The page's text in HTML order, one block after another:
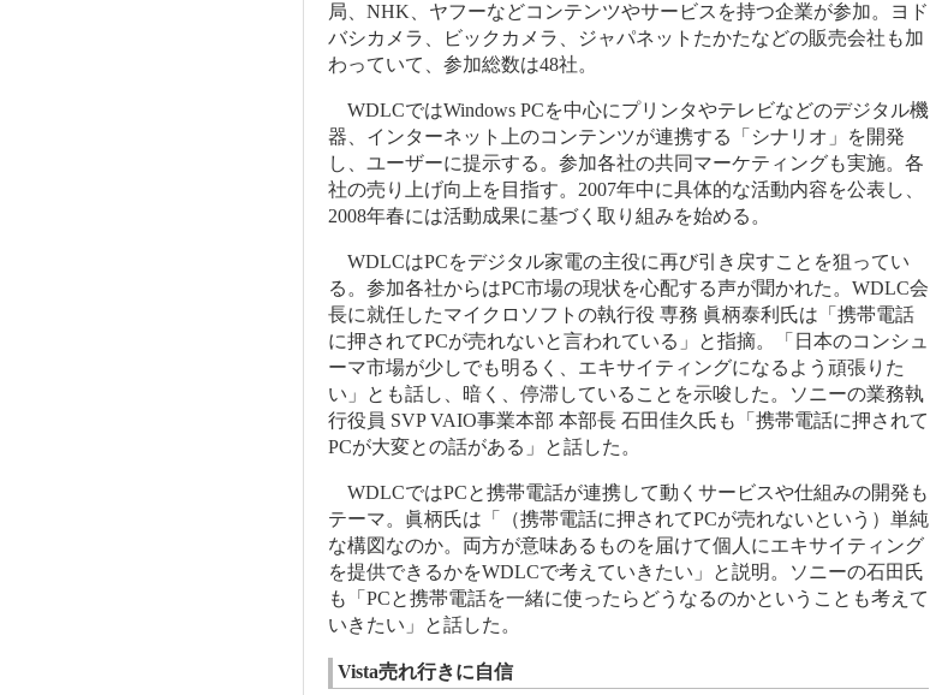
局、NHK、ヤフーなどコンテンツやサービスを持つ企業が参加。ヨド
バシカメラ、ビックカメラ、ジャパネットたかたなどの販売会社も加
わっていて、参加総数は48社。
WDLCではWindows PCを中心にプリンタやテレビなどのデジタル機
器、インターネット上のコンテンツが連携する「シナリオ」を開発
し、ユーザーに提示する。参加各社の共同マーケティングも実施。各
社の売り上げ向上を目指す。2007年中に具体的な活動内容を公表し、
2008年春には活動成果に基づく取り組みを始める。
WDLCはPCをデジタル家電の主役に再び引き戻すことを狙ってい
る。参加各社からはPC市場の現状を心配する声が聞かれた。WDLC会
長に就任したマイクロソフトの執行役 専務 眞柄泰利氏は「携帯電話
に押されてPCが売れないと言われている」と指摘。「日本のコンシュ
ーマ市場が少しでも明るく、エキサイティングになるよう頑張りた
い」とも話し、暗く、停滞していることを示唆した。ソニーの業務執
行役員 SVP VAIO事業本部 本部長 石田佳久氏も「携帯電話に押されて
PCが大変との話がある」と話した。
WDLCではPCと携帯電話が連携して動くサービスや仕組みの開発も
テーマ。眞柄氏は「（携帯電話に押されてPCが売れないという）単純
な構図なのか。両方が意味あるものを届けて個人にエキサイティング
を提供できるかをWDLCで考えていきたい」と説明。ソニーの石田氏
も「PCと携帯電話を一緒に使ったらどうなるのかということも考えて
いきたい」と話した。
Vista売れ行きに自信